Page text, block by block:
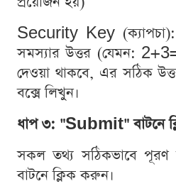
Security Key
সমস্যার উত্তর (যেমন:
দেওয়া থাকবে, এর সঠিক
বক্সে লিখুন।
ধাপ ৩: "Submit" বাটনে
সকল তথ্য সঠিকভাবে
বাটনে ক্লিক করুন।